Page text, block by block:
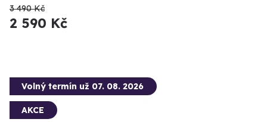
3 490 Kč
2 590 Kč
Volný termín už 07. 08. 2026
AKCE